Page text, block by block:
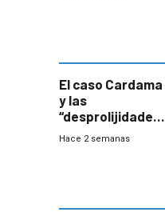
innovadora
El caso Cardama
y las
“desprolijidades”
que la
Hace 2 semanas